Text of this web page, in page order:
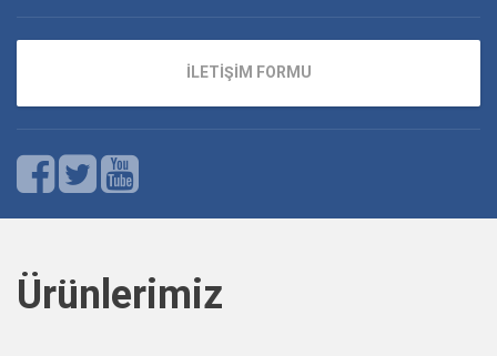
İLETİŞİM FORMU
Ürünlerimiz